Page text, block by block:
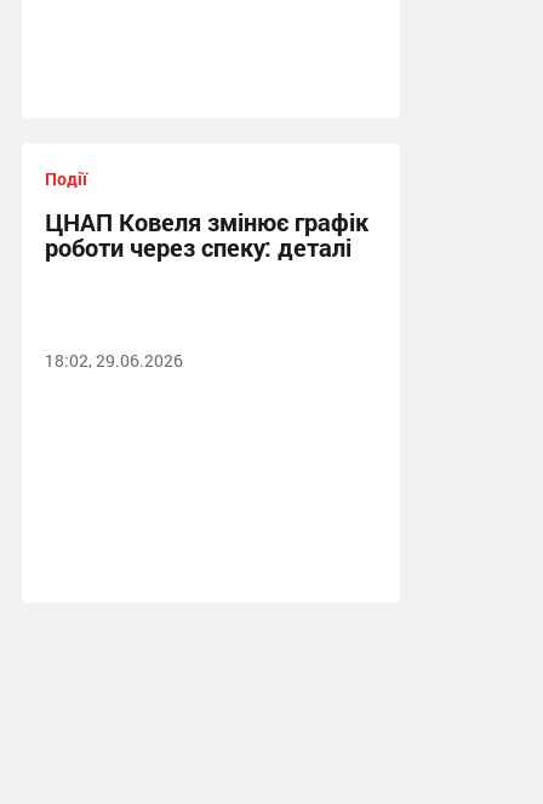
Події
ЦНАП Ковеля змінює графік
роботи через спеку: деталі
18:02, 29.06.2026